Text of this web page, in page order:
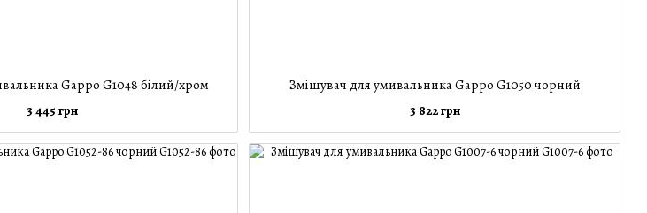
Gappo G1048 білий/хром
3 445 грн
Змішувач для умивальника Gappo G1050 чорний
3 822 грн